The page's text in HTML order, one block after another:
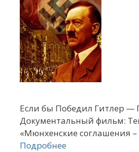
Если бы Победил Гитлер
Документальный фильм:
«Мюнхенские соглашения
Подробнее